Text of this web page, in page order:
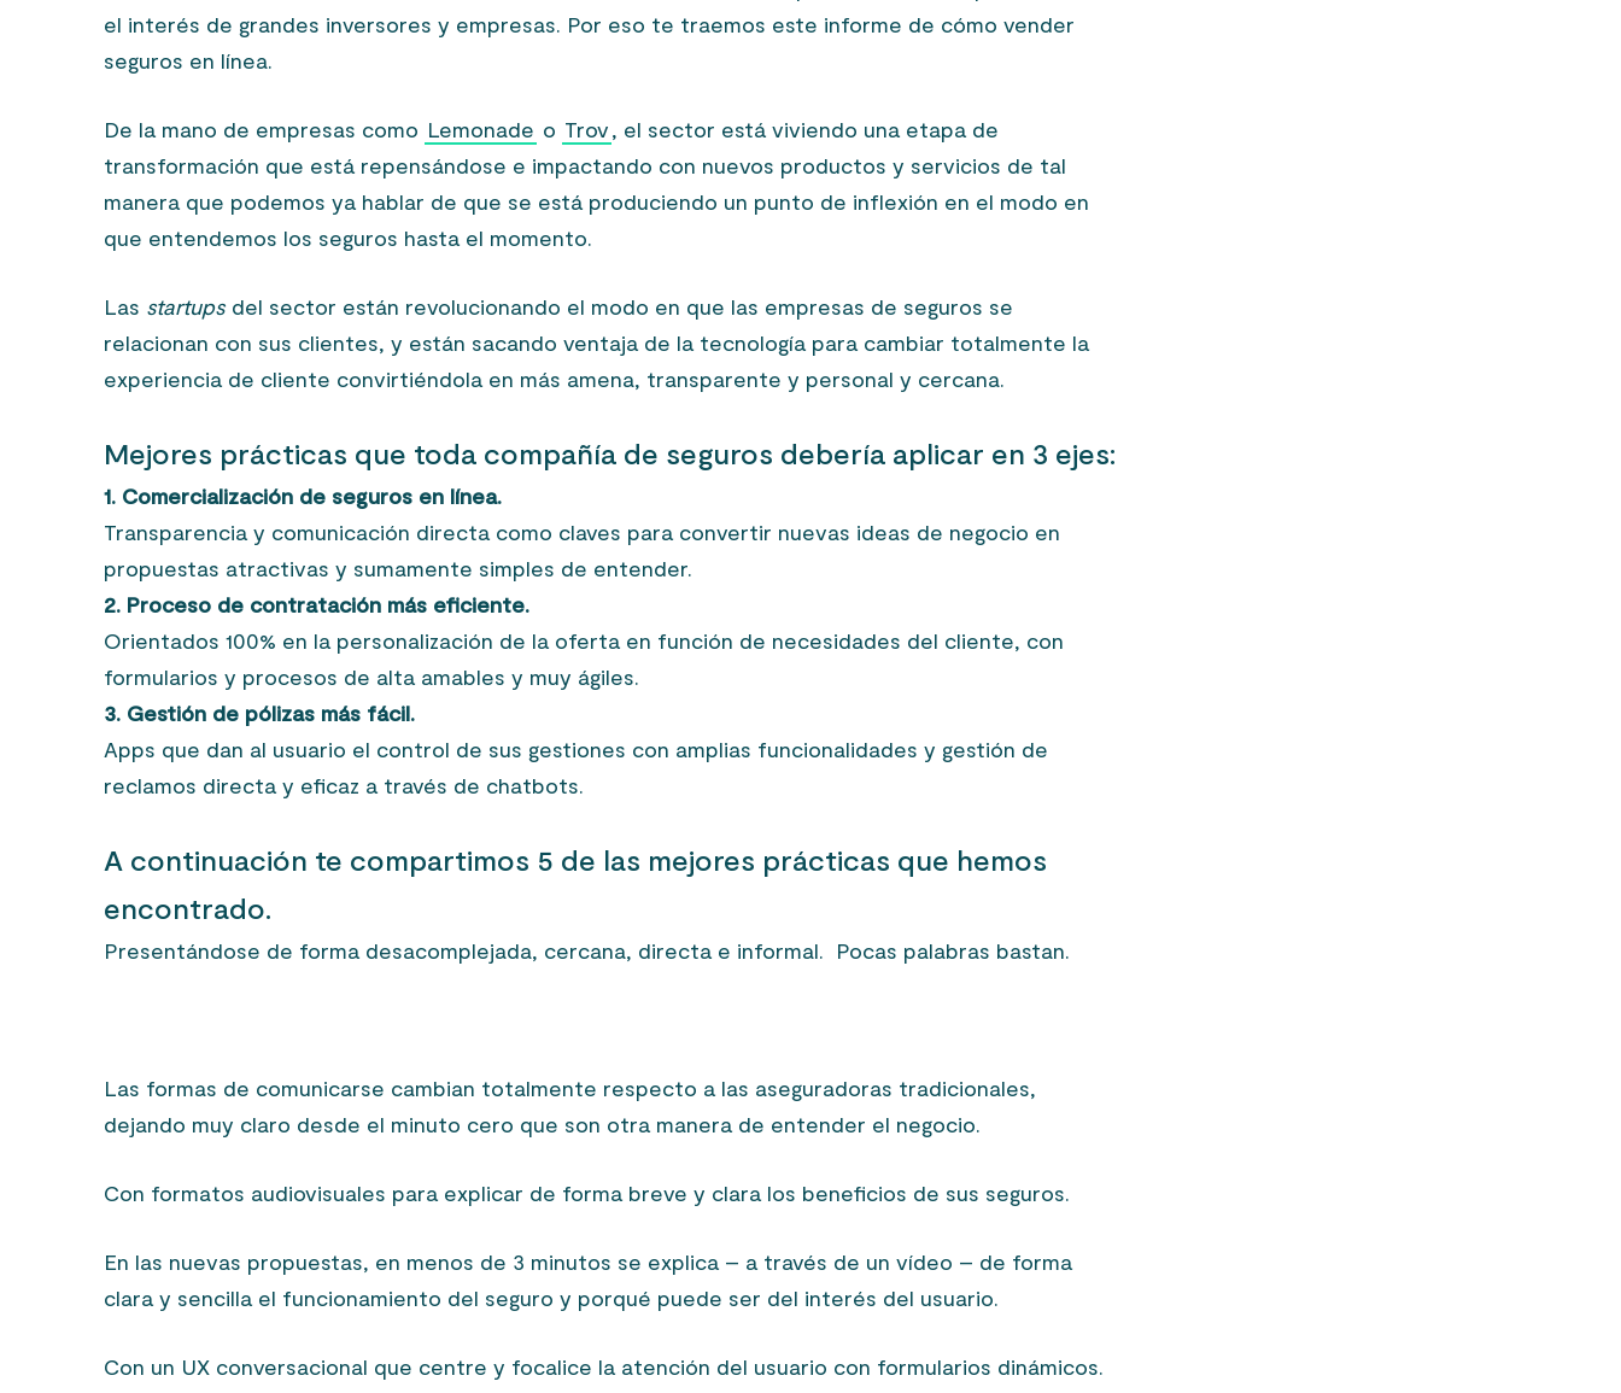
el interés de grandes inversores y empresas. Por eso te traemos este informe de cómo vender
seguros en línea.
De la mano de empresas como Lemonade o Trov, el sector está viviendo una etapa de
transformación que está repensándose e impactando con nuevos productos y servicios de tal
manera que podemos ya hablar de que se está produciendo un punto de inflexión en el modo en
que entendemos los seguros hasta el momento.
Las startupsdel sector están revolucionando el modo en que las empresas de seguros se
relacionan con sus clientes, y están sacando ventaja de la tecnología para cambiar totalmente la
experiencia de cliente convirtiéndola en más amena, transparente y personal y cercana.
Mejores prácticas que toda compañía de seguros debería aplicar en 3 ejes:
1. Comercialización de seguros en línea.
Transparencia y comunicación directa como claves para convertir nuevas ideas de negocio en
propuestas atractivas y sumamente simples de entender.
2. Proceso de contratación más eficiente.
Orientados 100% en la personalización de la oferta en función de necesidades del cliente, con
formularios y procesos de alta amables y muy ágiles.
3. Gestión de pólizas más fácil.
Apps que dan al usuario el control de sus gestiones con amplias funcionalidades y gestión de
reclamos directa y eficaz a través de chatbots.
A continuación te compartimos 5 de las mejores prácticas que hemos
encontrado.
Presentándose de forma desacomplejada, cercana, directa e informal. Pocas palabras bastan.
Las formas de comunicarse cambian totalmente respecto a las aseguradoras tradicionales,
dejando muy claro desde el minuto cero que son otra manera de entender el negocio.
Con formatos audiovisuales para explicar de forma breve y clara los beneficios de sus seguros.
En las nuevas propuestas, en menos de 3 minutos se explica – a través de un vídeo – de forma
clara y sencilla el funcionamiento del seguro y porqué puede ser del interés del usuario.
Con un UX conversacional que centre y focalice la atención del usuario con formularios dinámicos.